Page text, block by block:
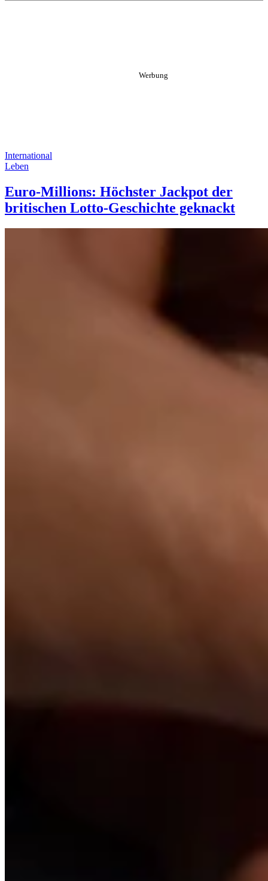
International
Leben
Euro-Millions: Höchster Jackpot der
britischen Lotto-Geschichte geknackt